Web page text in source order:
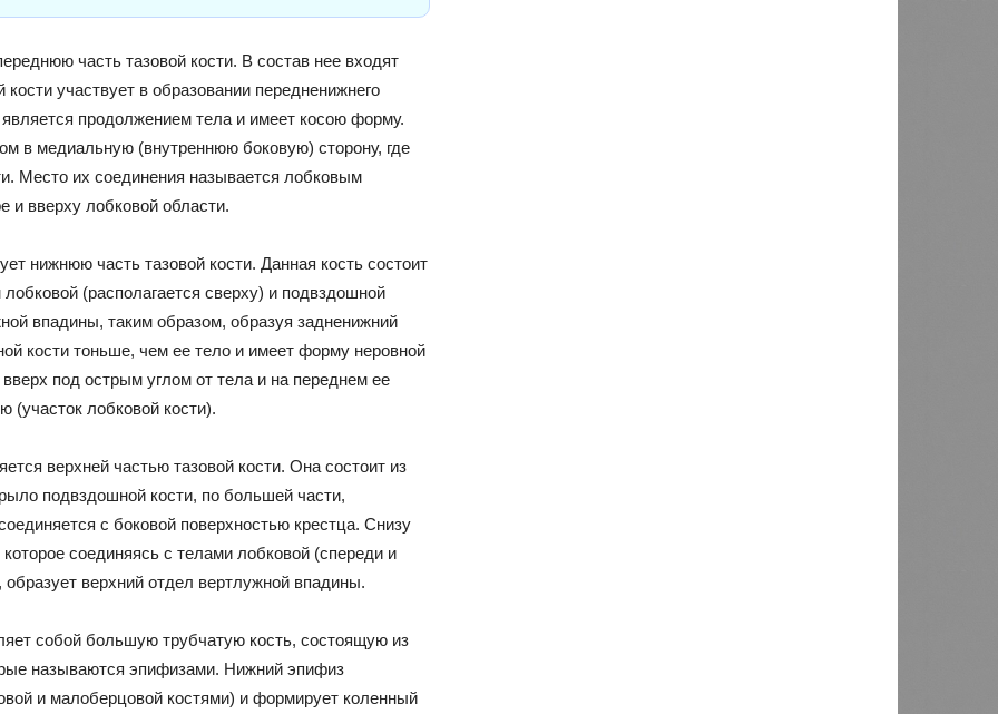
часть тазовой кости. В состав нее входят
участвует в образовании передненижнего
продолжением тела и имеет косою форму.
в медиальную (внутреннюю боковую) сторону, где
Место их соединения называется лобковым
и вверху лобковой области.
нижнюю часть тазовой кости. Данная кость состоит
(располагается сверху) и подвздошной
впадины, таким образом, образуя задненижний
кости тоньше, чем ее тело и имеет форму неровной
под острым углом от тела и на переднем ее
(участок лобковой кости).
верхней частью тазовой кости. Она состоит из
подвздошной кости, по большей части,
с боковой поверхностью крестца. Снизу
соединяясь с телами лобковой (спереди и
верхний отдел вертлужной впадины.
собой большую трубчатую кость, состоящую из
называются эпифизами. Нижний эпифиз
и малоберцовой костями) и формирует коленный